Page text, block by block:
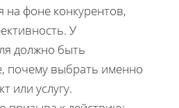
на фоне конкурентов,
У
должно быть
почему выбрать именно
или услугу.